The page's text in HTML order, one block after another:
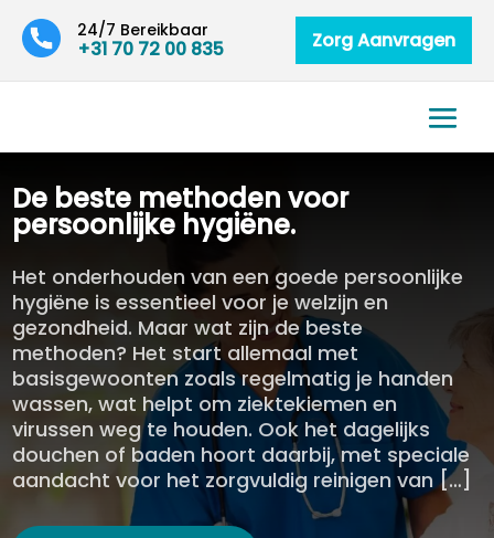
24/7 Bereikbaar
+31 70 72 00 835 Zorg Aanvragen
De beste methoden voor
persoonlijke hygiëne.​
Het onderhouden van een goede persoonlijke
hygiëne is essentieel voor je welzijn en
gezondheid. Maar wat zijn de beste
methoden? Het start allemaal met
basisgewoonten zoals regelmatig je handen
wassen, wat helpt om ziektekiemen en
virussen weg te houden. Ook het dagelijks
douchen of baden hoort daarbij, met speciale
aandacht voor het zorgvuldig reinigen van […]